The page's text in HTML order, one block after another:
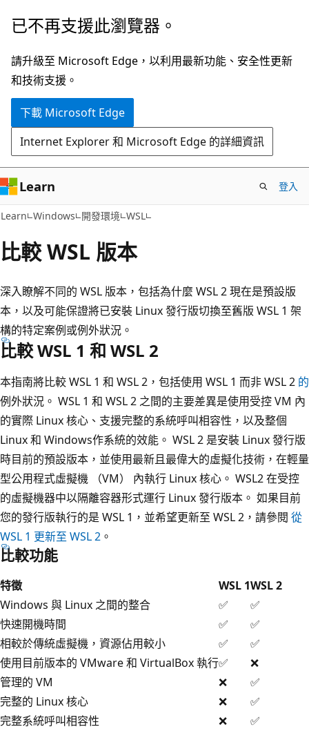
跳
主
要
內
已不再支援此瀏覽器。
請升級至 Microsoft Edge，以利用最新功能、安全性更新
和技術支援。
下載 Microsoft Edge
Internet Explorer 和 Microsoft Edge 的詳細資訊
Learn 登入
Learn Windows 開發環境 WSL
比較 WSL 版本
深入瞭解不同的 WSL 版本，包括為什麼 WSL 2 現在是預設版
本，以及可能保證將已安裝 Linux 發行版切換至舊版 WSL 1 架
構的特定案例或例外狀況。
比較 WSL 1 和 WSL 2
本指南將比較 WSL 1 和 WSL 2，包括使用 WSL 1 而非 WSL 2 的
例外狀況。 WSL 1 和 WSL 2 之間的主要差異是使用受控 VM 內
的實際 Linux 核心、支援完整的系統呼叫相容性，以及整個
Linux 和 Windows作系統的效能。 WSL 2 是安裝 Linux 發行版
時目前的預設版本，並使用最新且最偉大的虛擬化技術，在輕量
型公用程式虛擬機 （VM） 內執行 Linux 核心。 WSL2 在受控
的虛擬機器中以隔離容器形式運行 Linux 發行版本。 如果目前
您的發行版執行的是 WSL 1，並希望更新至 WSL 2，請參閱 從
WSL 1 更新至 WSL 2 。
比較功能
特徵 WSL 1WSL 2
Windows 與 Linux 之間的整合
✅
✅
快速開機時間
✅
✅
相較於傳統虛擬機，資源佔用較小
✅
✅
使用目前版本的 VMware 和 VirtualBox 執行✅
❌
管理的 VM
❌
✅
完整的 Linux 核心
❌
✅
完整系統呼叫相容性
❌
✅